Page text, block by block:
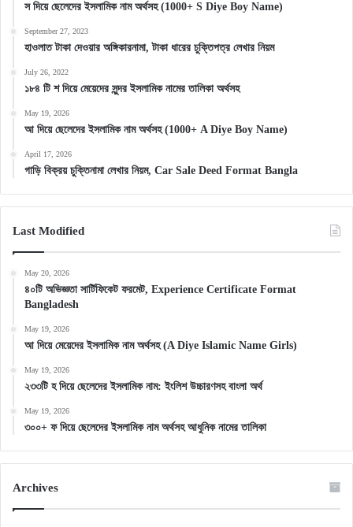
স দিয়ে ছেলেদের ইসলামিক নাম অর্থসহ (1000+ S Diye Boy Name)
September 27, 2023
হাওলাত টাকা দেওয়ার অঙ্গিকারনামা, টাকা ধারের চুক্তিপত্র লেখার নিয়ম
July 26, 2022
১৮৪ টি শ দিয়ে মেয়েদের সুন্দর ইসলামিক নামের তালিকা অর্থসহ
May 19, 2026
আ দিয়ে ছেলেদের ইসলামিক নাম অর্থসহ (1000+ A Diye Boy Name)
April 17, 2026
গাড়ি বিক্রয় চুক্তিনামা লেখার নিয়ম, Car Sale Deed Format Bangla
Last Modified
May 20, 2026
৪০টি অভিজ্ঞতা সার্টিফিকেট ফরমেট, Experience Certificate Format
Bangladesh
May 19, 2026
আ দিয়ে মেয়েদের ইসলামিক নাম অর্থসহ (A Diye Islamic Name Girls)
May 19, 2026
২৩৩টি হ দিয়ে ছেলেদের ইসলামিক নাম: ইংলিশ উচ্চারণসহ বাংলা অর্থ
May 19, 2026
৩০০+ ফ দিয়ে ছেলেদের ইসলামিক নাম অর্থসহ আধুনিক নামের তালিকা
Archives